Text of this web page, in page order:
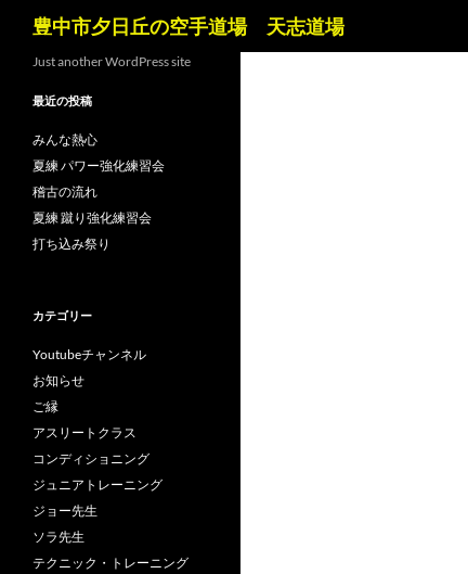
豊中市夕日丘の空手道場 天志道場
Just another WordPress site
最近の投稿
みんな熱心
夏練 パワー強化練習会
稽古の流れ
夏練 蹴り強化練習会
打ち込み祭り
カテゴリー
Youtubeチャンネル
お知らせ
ご縁
アスリートクラス
コンディショニング
ジュニアトレーニング
ジョー先生
ソラ先生
テクニック・トレーニング